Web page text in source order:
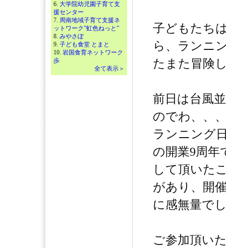
6. 大学院幼児園子育て支
援センター
7. 周南地域子育て支援ネ
ットワーク”虹色ねっと”
8. みやさぽ
9. 子ども食堂 とまと
10. 岩国食育ネットワーク
歩
全て表示＞
子どもたち
ら、ランニ
たまた冒険
前日は台風
のでわ、、
ランニング
の開業9周年
して頂いた
があり、開
に感無量で
ご参加頂い